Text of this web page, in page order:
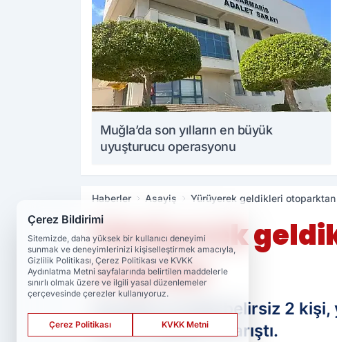
Muğla’da son yılların en büyük
uyuşturucu operasyonu
Haberler Asayiş Yürüyerek geldikleri
Yürüyerek
kaçtılar
Elazığ'da kimliği belirsiz 2
alarak kayıplara karıştı.
Çerez Bildirimi
Sitemizde, daha yüksek bir kullanıcı deneyimi
sunmak ve deneyimlerinizi kişiselleştirmek amacıyla,
Gizlilik Politikası, Çerez Politikası ve KVKK
Aydınlatma Metni sayfalarında belirtilen maddelerle
sınırlı olmak üzere ve ilgili yasal düzenlemeler
çerçevesinde çerezler kullanıyoruz.
Çerez Politikası KVKK Metni